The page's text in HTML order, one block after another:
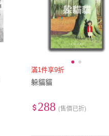
滿1件享9折
躲貓貓
288 (售價已折)